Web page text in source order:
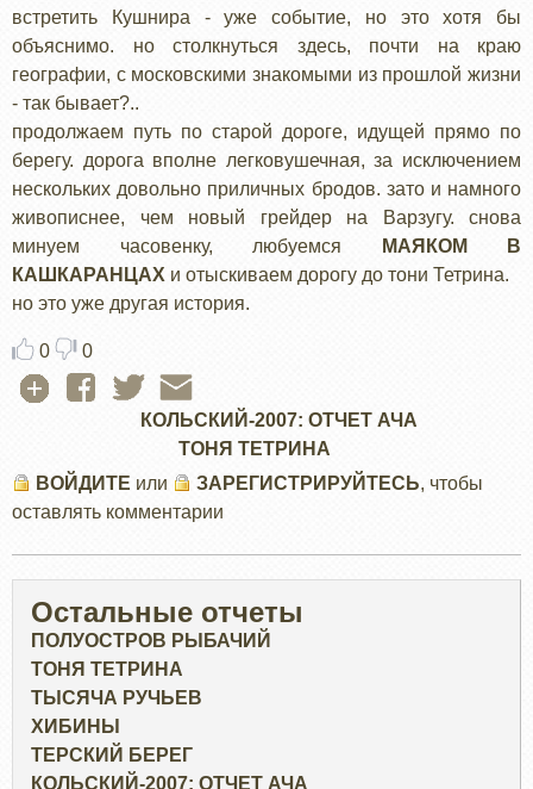
встретить Кушнира - уже событие, но это хотя бы
объяснимо. но столкнуться здесь, почти на краю
географии, с московскими знакомыми из прошлой жизни
- так бывает?..
продолжаем путь по старой дороге, идущей прямо по
берегу. дорога вполне легковушечная, за исключением
нескольких довольно приличных бродов. зато и намного
живописнее, чем новый грейдер на Варзугу. снова
минуем часовенку, любуемся
МАЯКОМ В
КАШКАРАНЦАХ и отыскиваем дорогу до тони Тетрина.
но это уже другая история.
0 0
КОЛЬСКИЙ-2007: ОТЧЕТ АЧА
ТОНЯ ТЕТРИНА
ВОЙДИТЕ или ЗАРЕГИСТРИРУЙТЕСЬ, чтобы
оставлять комментарии
Остальные отчеты
ПОЛУОСТРОВ РЫБАЧИЙ
ТОНЯ ТЕТРИНА
ТЫСЯЧА РУЧЬЕВ
ХИБИНЫ
ТЕРСКИЙ БЕРЕГ
КОЛЬСКИЙ-2007: ОТЧЕТ АЧА